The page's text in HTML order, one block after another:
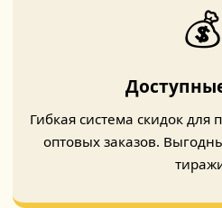
💰
Гибкая система скидок для
оптовых заказов.